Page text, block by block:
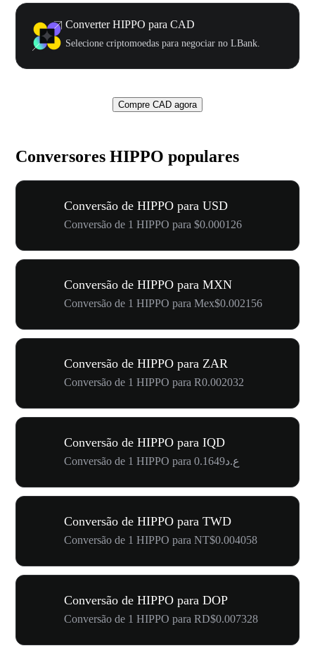
Converter HIPPO para CAD
Selecione criptomoedas para negociar no LBank.
Compre CAD agora
Conversores HIPPO populares
Conversão de HIPPO para USD
Conversão de 1 HIPPO para $0.000126
Conversão de HIPPO para MXN
Conversão de 1 HIPPO para Mex$0.002156
Conversão de HIPPO para ZAR
Conversão de 1 HIPPO para R0.002032
Conversão de HIPPO para IQD
Conversão de 1 HIPPO para ع.د0.1649
Conversão de HIPPO para TWD
Conversão de 1 HIPPO para NT$0.004058
Conversão de HIPPO para DOP
Conversão de 1 HIPPO para RD$0.007328